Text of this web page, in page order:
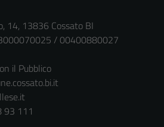
14, 13836 Cossato BI
/ 00400880027
il Pubblico
93 111